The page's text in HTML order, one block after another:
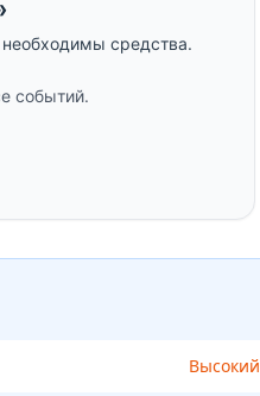
средства.
событий.
Высокий